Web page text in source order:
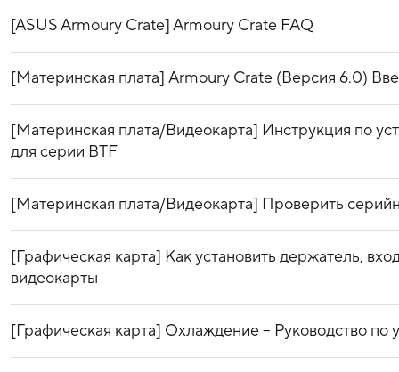
[ASUS Armoury Crate] Armoury Crate FAQ
[Материнская плата] Armoury Crate (Версия 6.0)
[Материнская плата/Видеокарта] Инструкция по
для серии BTF
[Материнская плата/Видеокарта] Проверить
[Графическая карта] Как установить держатель,
видеокарты
[Графическая карта] Охлаждение – Руководство по